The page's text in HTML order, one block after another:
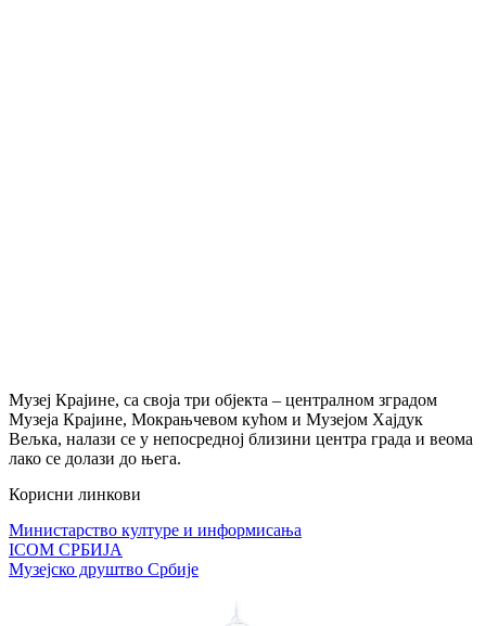
Музеј Крајине, са своја три објекта – централном зградом
Музеја Крајине, Мокрањчевом кућом и Музејом Хајдук
Вељка, налази се у непосредној близини центра града и веома
лако се долази до њега.
Корисни линкови
Министарство културе и информисања
ICOM СРБИЈА
Музејско друштво Србије